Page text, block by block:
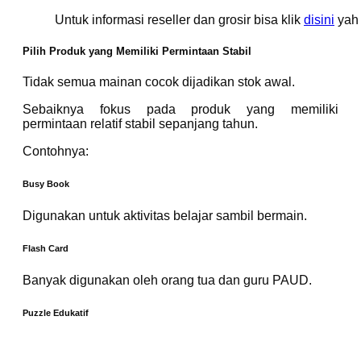
Untuk informasi reseller dan grosir bisa klik disini yah
Pilih Produk yang Memiliki Permintaan Stabil
Tidak semua mainan cocok dijadikan stok awal.
Sebaiknya fokus pada produk yang memiliki
permintaan relatif stabil sepanjang tahun.
Contohnya:
Busy Book
Digunakan untuk aktivitas belajar sambil bermain.
Flash Card
Banyak digunakan oleh orang tua dan guru PAUD.
Puzzle Edukatif